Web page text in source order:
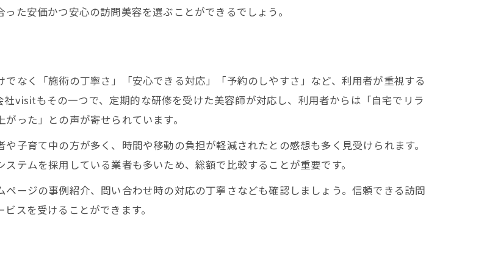
た安価かつ安心の訪問美容を選ぶことができるでしょう。
なく「施術の丁寧さ」「安心できる対応」「予約のしやすさ」など、利用者が重視する
visitもその一つで、定期的な研修を受けた美容師が対応し、利用者からは「自宅でリラ
った」との声が寄せられています。
子育て中の方が多く、時間や移動の負担が軽減されたとの感想も多く見受けられます。
テムを採用している業者も多いため、総額で比較することが重要です。
ージの事例紹介、問い合わせ時の対応の丁寧さなども確認しましょう。信頼できる訪問
スを受けることができます。